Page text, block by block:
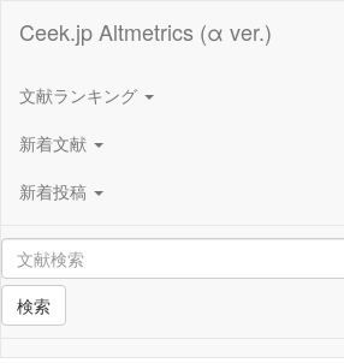
Ceek.jp Altmetrics (α ver.)
文献ランキング
新着文献
新着投稿
検索